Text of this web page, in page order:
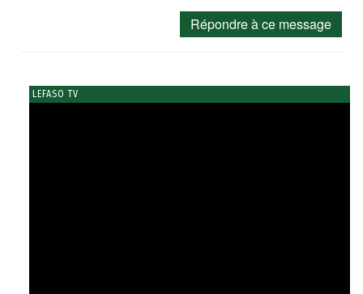
Répondre à ce message
LEFASO TV